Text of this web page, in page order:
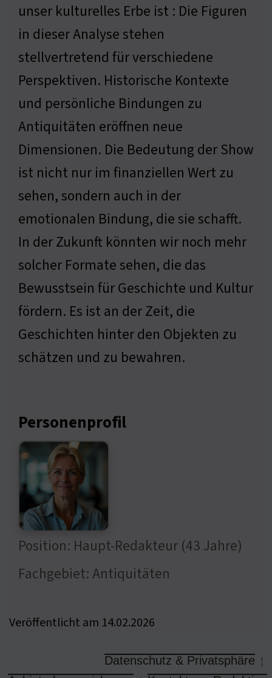
unser kulturelles Erbe ist : Die Figuren
in dieser Analyse stehen
stellvertretend für verschiedene
Perspektiven. Historische Kontexte
und persönliche Bindungen zu
Antiquitäten eröffnen neue
Dimensionen. Die Bedeutung der Show
ist nicht nur im finanziellen Wert zu
sehen, sondern auch in der
emotionalen Bindung, die sie schafft.
In der Zukunft könnten wir noch mehr
solcher Formate sehen, die das
Bewusstsein für Geschichte und Kultur
fördern. Es ist an der Zeit, die
Geschichten hinter den Objekten zu
schätzen und zu bewahren.
Personenprofil
Position: Haupt-Redakteur (43 Jahre)
Fachgebiet: Antiquitäten
Veröffentlicht am 14.02.2026
Datenschutz & Privatsphäre ¦